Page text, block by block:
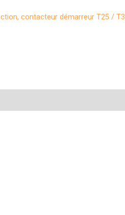
contacteur démarreur T25 / T3